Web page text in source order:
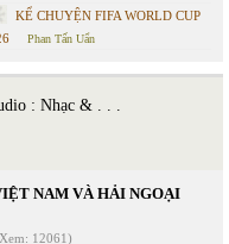
KỂ CHUYỆN FIFA WORLD CUP
Phan Tấn Uẩn
: Nhạc & . . .
NAM VÀ HẢI NGOẠI
12061)